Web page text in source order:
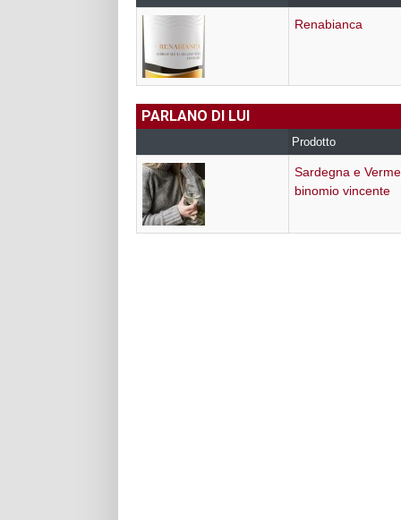
Renabianca
PARLANO DI LUI
Prodotto
Sardegna e
binomio vincente